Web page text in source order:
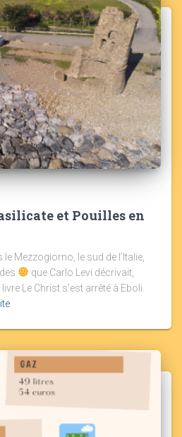
et Pouilles en
Mezzogiorno, le sud de l’Italie,
que Carlo Levi décrivait,
Le Christ s’est arrêté à Eboli.